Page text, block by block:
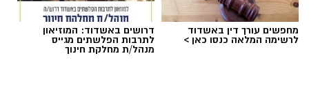
מחפשים עורך דין באשדוד
לרשימה המלאה כנסו כאן >
דרושים באשדוד: המוזיאון
לתרבות הפלשתים מגייס
מנהל/ת מחלקת חינוך